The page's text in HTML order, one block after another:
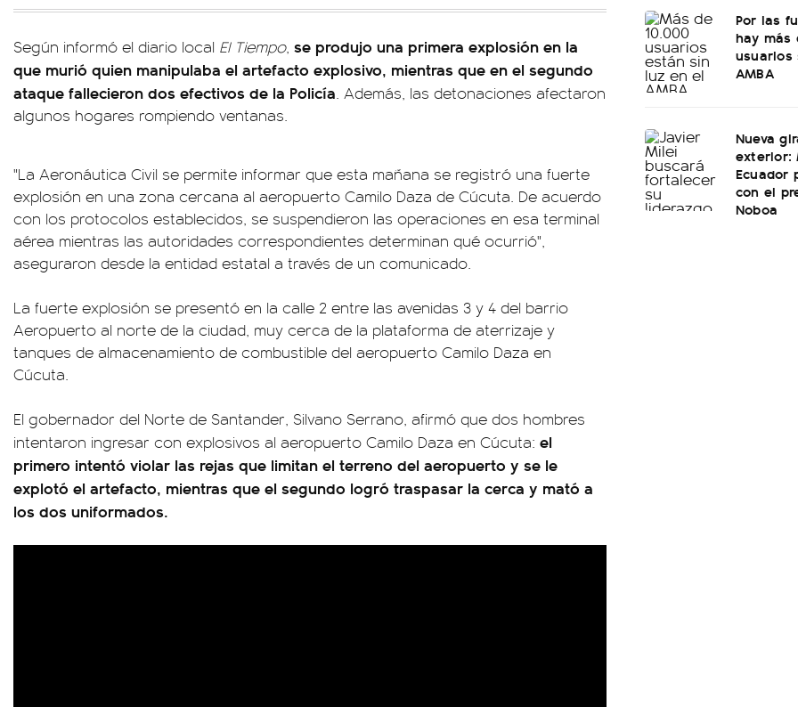
Según informó el diario local El Tiempo, se produjo una primera explosión en la
que murió quien manipulaba el artefacto explosivo, mientras que en el segundo
ataque fallecieron dos efectivos de la Policía. Además, las detonaciones afectaron
algunos hogares rompiendo ventanas.
"La Aeronáutica Civil se permite informar que esta mañana se registró una fuerte
explosión en una zona cercana al aeropuerto Camilo Daza de Cúcuta. De acuerdo
con los protocolos establecidos, se suspendieron las operaciones en esa terminal
aérea mientras las autoridades correspondientes determinan qué ocurrió",
aseguraron desde la entidad estatal a través de un comunicado.
La fuerte explosión se presentó en la calle 2 entre las avenidas 3 y 4 del barrio
Aeropuerto al norte de la ciudad, muy cerca de la plataforma de aterrizaje y
tanques de almacenamiento de combustible del aeropuerto Camilo Daza en
Cúcuta.
El gobernador del Norte de Santander, Silvano Serrano, afirmó que dos hombres
intentaron ingresar con explosivos al aeropuerto Camilo Daza en Cúcuta: el
primero intentó violar las rejas que limitan el terreno del aeropuerto y se le
explotó el artefacto, mientras que el segundo logró traspasar la cerca y mató a
los dos uniformados.
Por las
hay más
usuarios
AMBA
Nueva
exterior:
Ecuador
con el
Noboa